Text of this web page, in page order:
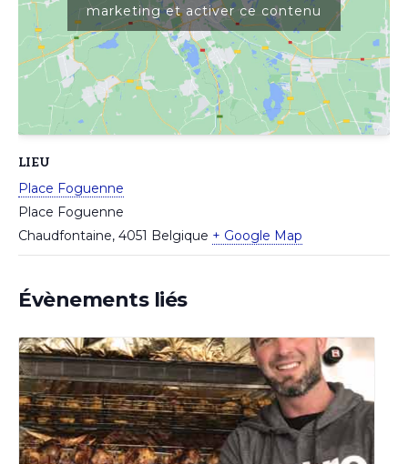
LIEU
Place Foguenne
Place Foguenne
Chaudfontaine, 4051 Belgique + Google Map
marketing et activer ce contenu
Évènements liés